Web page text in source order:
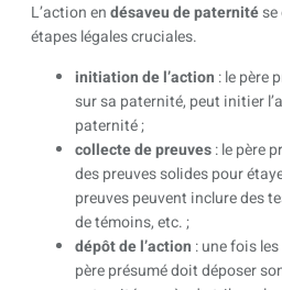
L’action endésaveu de paternitése
étapes légales cruciales.
initiation de l’action : le père
sur sa paternité, peut initier
paternité ;
collecte de preuves: le père
des preuves solides pour
preuves peuvent inclure des
de témoins, etc. ;
dépôt de l’action : une fois
père présumé doit déposer